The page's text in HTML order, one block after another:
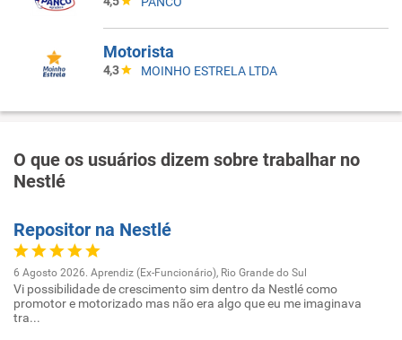
Motorista
4,3 MOINHO ESTRELA LTDA
O que os usuários dizem sobre trabalhar no
Nestlé
Repositor na Nestlé
6 Agosto 2026. Aprendiz (Ex-Funcionário), Rio Grande do Sul
Vi possibilidade de crescimento sim dentro da Nestlé como
promotor e motorizado mas não era algo que eu me imaginava
tra...